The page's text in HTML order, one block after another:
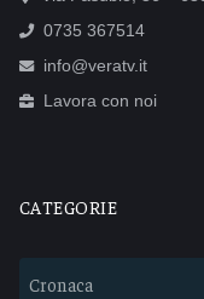
0735 367514
info@veratv.it
Lavora con noi
CATEGORIE
Cronaca